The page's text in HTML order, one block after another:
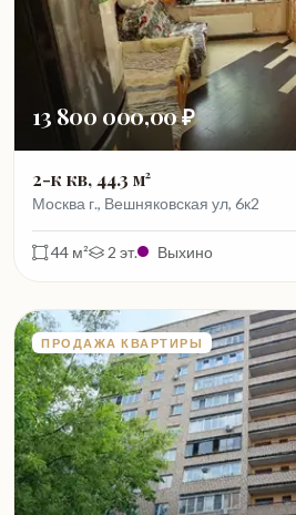
13 800 000,00 ₽
2-к кв, 44.3 м²
Москва г., Вешняковская ул, 6к2
44 м² 2 эт. Выхино
ПРОДАЖА КВАРТИРЫ